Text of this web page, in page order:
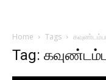
Home Tags
Tag: